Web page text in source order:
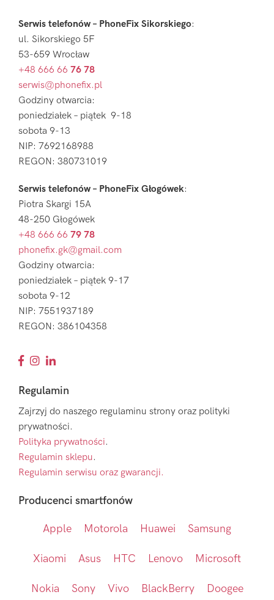
Serwis telefonów – PhoneFix Sikorskiego:
ul. Sikorskiego 5F
53-659 Wrocław
+48 666 66 76 78
serwis@phonefix.pl
Godziny otwarcia:
poniedziałek – piątek 9-18
sobota 9-13
NIP: 7692168988
REGON: 380731019
Serwis telefonów – PhoneFix Głogówek:
Piotra Skargi 15A
48-250 Głogówek
+48 666 66 79 78
phonefix.gk@gmail.com
Godziny otwarcia:
poniedziałek – piątek 9-17
sobota 9-12
NIP: 7551937189
REGON: 386104358
Regulamin
Zajrzyj do naszego regulaminu strony oraz polityki
prywatności.
Polityka prywatności.
Regulamin sklepu.
Regulamin serwisu oraz gwarancji.
Producenci smartfonów
Apple Motorola Huawei Samsung
Xiaomi Asus HTC Lenovo Microsoft
Nokia Sony Vivo BlackBerry Doogee